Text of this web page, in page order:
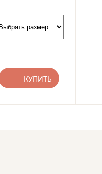
КУПИТЬ